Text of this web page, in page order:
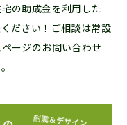
の助成金を利用した
ださい！ご相談は常設
ージのお問い合わせ